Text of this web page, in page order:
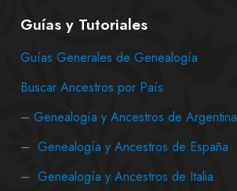
Guías y Tutoriales
Guías Generales de Genealogía
Buscar Ancestros por País
– Genealogía y Ancestros de Argentina
– Genealogía y Ancestros de España
– Genealogía y Ancestros de Italia